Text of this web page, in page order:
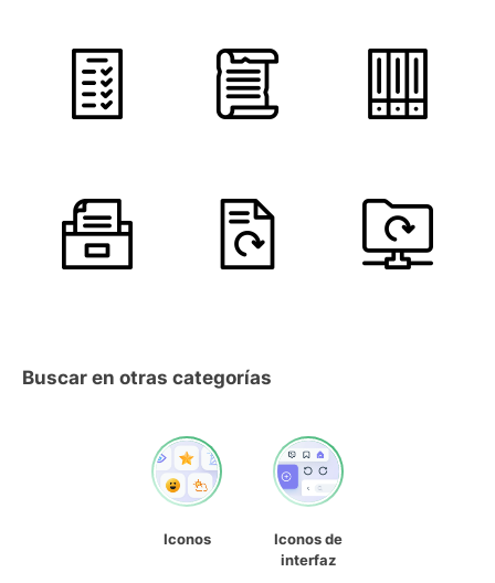
Buscar en otras categorías
Iconos
Iconos de
interfaz